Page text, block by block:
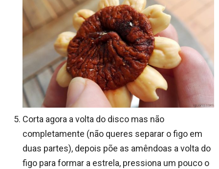
Corta agora a volta do disco mas não
completamente (não queres separar o figo em
duas partes), depois põe as amêndoas a volta do
figo para formar a estrela, pressiona um pouco o